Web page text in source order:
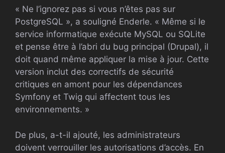
« Ne l’ignorez pas si vous n’êtes pas sur
PostgreSQL », a souligné Enderle. « Même si le
service informatique exécute MySQL ou SQLite
et pense être à l’abri du bug principal (Drupal), il
doit quand même appliquer la mise à jour. Cette
version inclut des correctifs de sécurité
critiques en amont pour les dépendances
Symfony et Twig qui affectent tous les
environnements. »
De plus, a-t-il ajouté, les administrateurs
doivent verrouiller les autorisations d’accès. En